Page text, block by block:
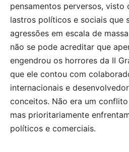
pensamentos perversos, visto
lastros políticos e sociais que
agressões em escala de
não se pode acreditar que
engendrou os horrores da II
que ele contou com
internacionais e
conceitos. Não era um
mas prioritariamente
políticos e comerciais.